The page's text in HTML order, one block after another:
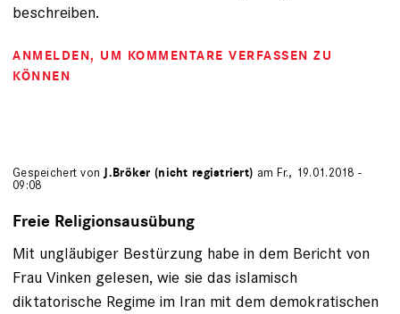
beschreiben.
ANMELDEN, UM KOMMENTARE VERFASSEN ZU
KÖNNEN
Gespeichert von J.Bröker (nicht registriert) am Fr., 19.01.2018 -
09:08
Freie Religionsausübung
Mit ungläubiger Bestürzung habe in dem Bericht von
Frau Vinken gelesen, wie sie das islamisch
diktatorische Regime im Iran mit dem demokratischen